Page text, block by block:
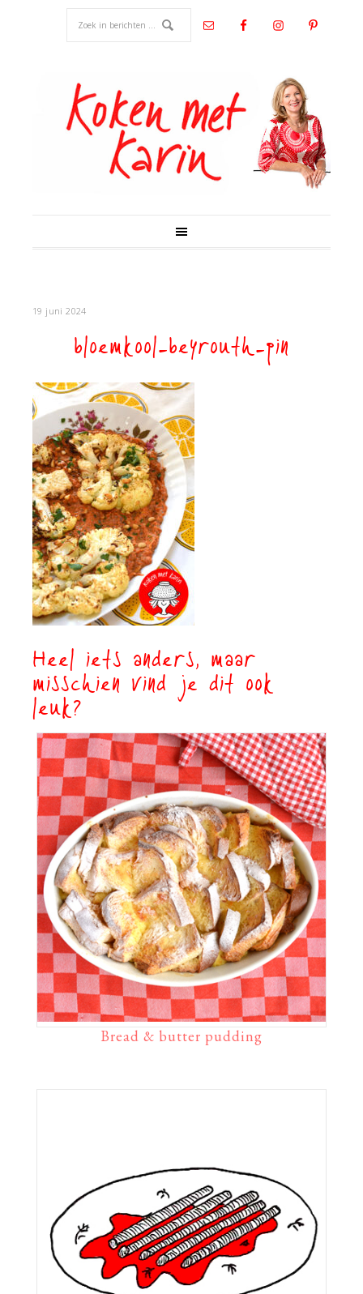
19 juni 2024
bloemkool-beyrouth-pin
Heel iets anders, maar
misschien vind je dit ook
leuk?
Bread & butter pudding